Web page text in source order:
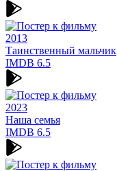
2013
Таинственный мальчик
IMDB 6.5
2023
Наша семья
IMDB 6.5